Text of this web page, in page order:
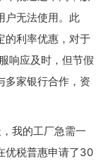
户无法使用。此
的利率优惠，对于
响应及时，但节假
多家银行合作，资
我的工厂急需一
优税普惠申请了30